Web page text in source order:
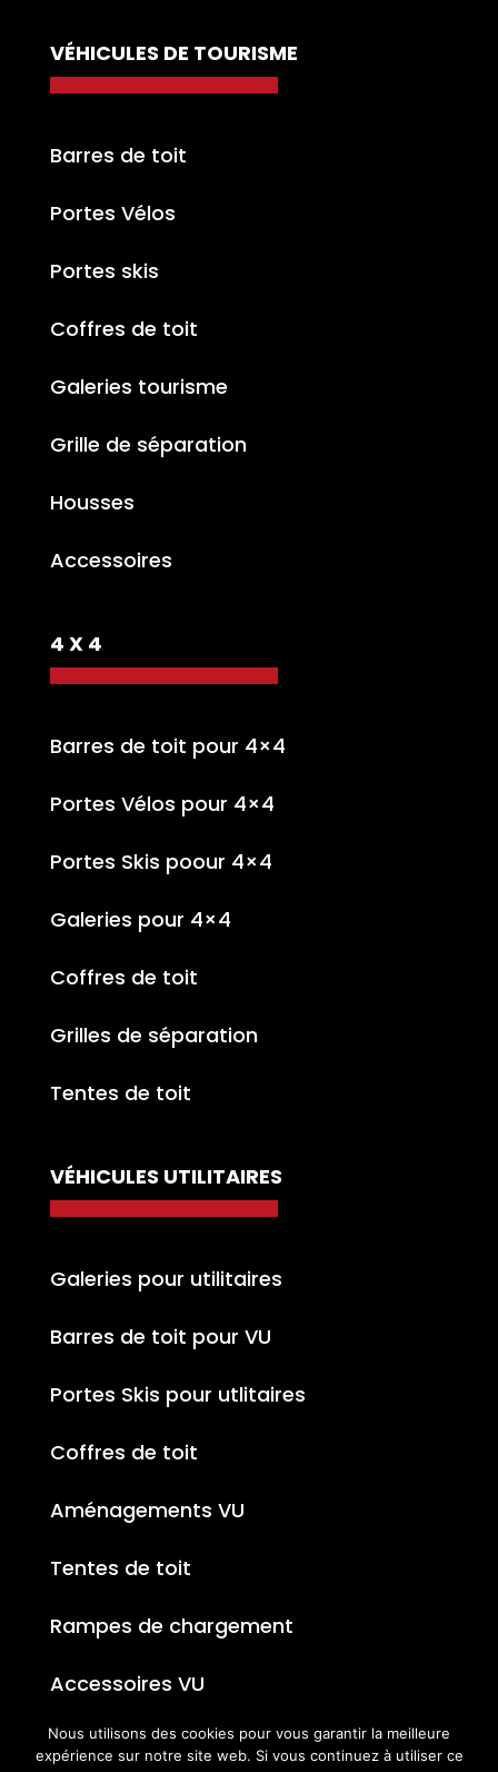
VÉHICULES DE TOURISME
Barres de toit
Portes Vélos
Portes skis
Coffres de toit
Galeries tourisme
Grille de séparation
Housses
Accessoires
4 X 4
Barres de toit pour 4×4
Portes Vélos pour 4×4
Portes Skis poour 4×4
Galeries pour 4×4
Coffres de toit
Grilles de séparation
Tentes de toit
VÉHICULES UTILITAIRES
Galeries pour utilitaires
Barres de toit pour VU
Portes Skis pour utlitaires
Coffres de toit
Aménagements VU
Tentes de toit
Rampes de chargement
Accessoires VU
Nous utilisons des cookies pour vous garantir la meilleure
expérience sur notre site web. Si vous continuez à utiliser ce